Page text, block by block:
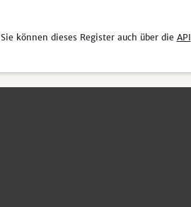
Sie können dieses Register auch über die API